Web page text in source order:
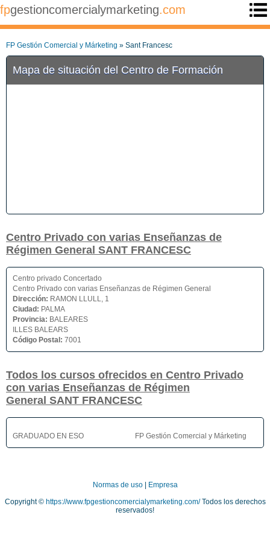
fpgestioncomercialymarketing.com
FP Gestión Comercial y Márketing » Sant Francesc
Mapa de situación del Centro de Formación
Centro Privado con varias Enseñanzas de
Régimen General SANT FRANCESC
Centro privado Concertado
Centro Privado con varias Enseñanzas de Régimen General
Dirección: RAMON LLULL, 1
Ciudad: PALMA
Provincia: BALEARES
ILLES BALEARS
Código Postal: 7001
Todos los cursos ofrecidos en Centro Privado
con varias Enseñanzas de Régimen
General SANT FRANCESC
GRADUADO EN ESO FP Gestión Comercial y Márketing
Normas de uso|
Empresa
Copyright © https://www.fpgestioncomercialymarketing.com/Todos los derechos
reservados!